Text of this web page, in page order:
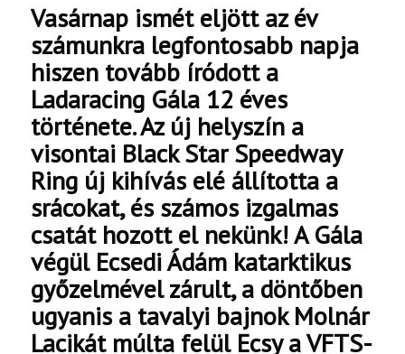
Vasárnap ismét eljött az év
számunkra legfontosabb napja
hiszen tovább íródott a
Ladaracing Gála 12 éves
története. Az új helyszín a
visontai Black Star Speedway
Ring új kihívás elé állította a
srácokat, és számos izgalmas
csatát hozott el nekünk! A Gála
végül Ecsedi Ádám katarktikus
győzelmével zárult, a döntőben
ugyanis a tavalyi bajnok Molnár
Lacikát múlta felül Ecsy a VFTS-